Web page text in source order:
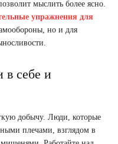
мыслить более ясно.
упражнения для
но и для
в себе и
добычу. Люди, которые
плечами, взглядом в